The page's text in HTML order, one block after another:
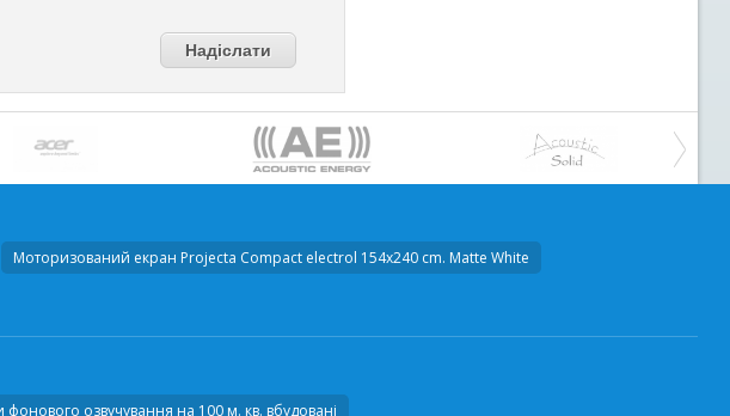
Моторизований екран Projecta Compact electrol 154x240 cm. Matte White
фонового озвучування на 100 м. кв. вбудовані